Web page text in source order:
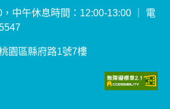
中午休息時間：12:00-13:00 ｜ 電
園區縣府路1號7樓